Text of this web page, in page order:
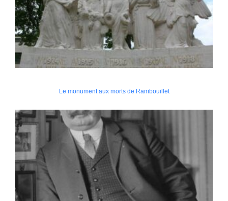
Le monument aux morts de Rambouillet